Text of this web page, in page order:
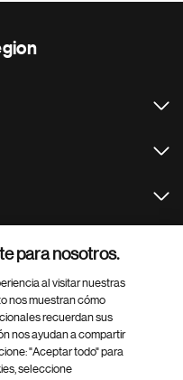
para nosotros.
al visitar nuestras
nos muestran cómo
recuerdan sus
nos ayudan a compartir
"Aceptar todo" para
seleccione